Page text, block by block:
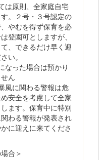
は原則、全家庭自宅
。２号・３号認定の
やむを得ず保育を必
登園可としますが、
、できるだけ早く迎
い。
なった場合は預かり
ん
風に関わる警報は危
安全を考慮して全家
ます。保育中に特別
わる警報が発表され
に迎えに来てくださ
合＞